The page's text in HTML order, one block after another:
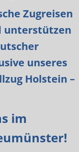
Zugreisen
unterstützen
unseres
Holstein –
im